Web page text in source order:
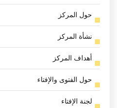
حول المركز
نشأة المركز
أهداف المركز
حول الفتوى والإفتاء
لجنة الإفتاء